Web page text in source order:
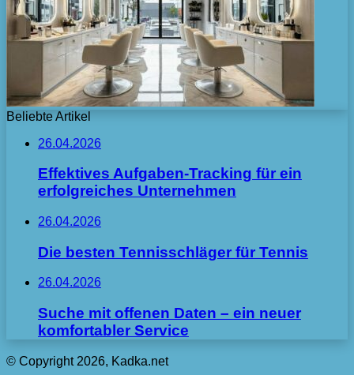
Beliebte Artikel
26.04.2026
Effektives Aufgaben-Tracking für ein
erfolgreiches Unternehmen
26.04.2026
Die besten Tennisschläger für Tennis
26.04.2026
Suche mit offenen Daten – ein neuer
komfortabler Service
© Copyright 2026, Kadka.net